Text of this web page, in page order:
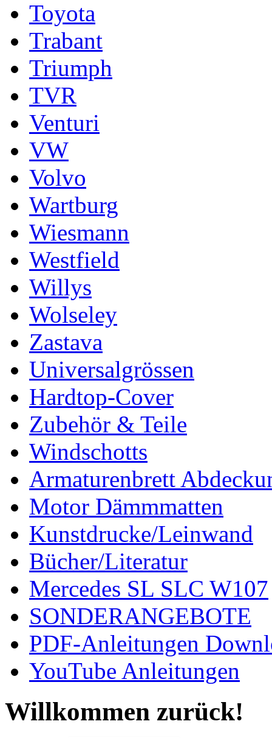
Toyota
Trabant
Triumph
TVR
Venturi
VW
Volvo
Wartburg
Wiesmann
Westfield
Willys
Wolseley
Zastava
Universalgrössen
Hardtop-Cover
Zubehör & Teile
Windschotts
Armaturenbrett
Motor Dämmmatten
Kunstdrucke/Leinwand
Bücher/Literatur
Mercedes SL SLC W107
SONDERANGEBOTE
PDF-Anleitungen
YouTube Anleitungen
Willkommen zurück!